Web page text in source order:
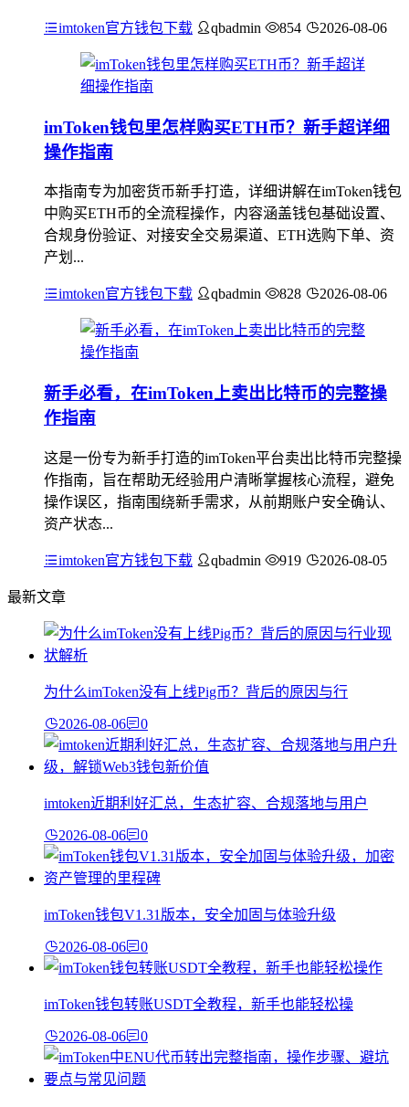
imtoken官方钱包下载 qbadmin 854 2026-08-06
imToken钱包里怎样购买ETH币？新手超详细
操作指南
本指南专为加密货币新手打造，详细讲解在imToken钱包
中购买ETH币的全流程操作，内容涵盖钱包基础设置、
合规身份验证、对接安全交易渠道、ETH选购下单、资
产划...
imtoken官方钱包下载 qbadmin 828 2026-08-06
新手必看，在imToken上卖出比特币的完整操
作指南
这是一份专为新手打造的imToken平台卖出比特币完整操
作指南，旨在帮助无经验用户清晰掌握核心流程，避免
操作误区，指南围绕新手需求，从前期账户安全确认、
资产状态...
imtoken官方钱包下载 qbadmin 919 2026-08-05
最新文章
为什么imToken没有上线Pig币？背后的原因与行
2026-08-06 0
imtoken近期利好汇总，生态扩容、合规落地与用户
2026-08-06 0
imToken钱包V1.31版本，安全加固与体验升级
2026-08-06 0
imToken钱包转账USDT全教程，新手也能轻松操
2026-08-06 0